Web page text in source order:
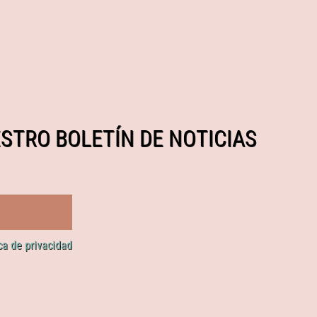
BOLETÍN DE NOTICIAS
de privacidad